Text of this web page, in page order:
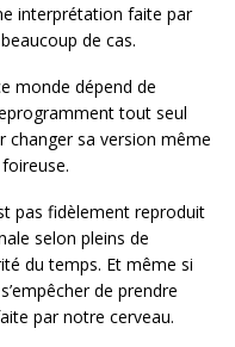
interprétation faite par
de cas.
monde dépend de
tout seul
changer sa version même
pas fidèlement reproduit
selon pleins de
du temps. Et même si
de prendre
par notre cerveau.